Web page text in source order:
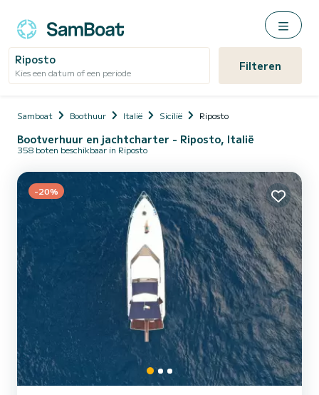
Riposto
Kies een datum of een periode Filteren
Samboat Boothuur Italië Sicilië Riposto
Bootverhuur en jachtcharter - Riposto, Italië
358 boten beschikbaar in Riposto
-20%